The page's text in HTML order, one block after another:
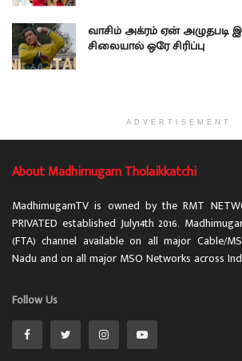
வாசிம் அக்ரம் ஏன் அழுதபடி
சிலையால் ஒரே சிரிப்பு
ADVERTISEMENT
About Madhimugam Tholaikkatchi
MadhimugamTV is owned by the RMT
PRIVATED established July14th 2016.
(FTA) channel available on all major Cable/
Nadu and on all major MSO Networks across
Follow Us